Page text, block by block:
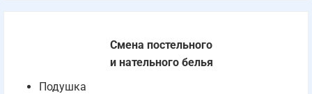
Смена постельного
и нательного белья
Подушка